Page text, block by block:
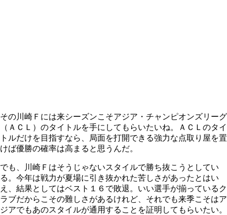
その川崎Ｆには来シーズンこそアジア・チャンピオンズリーグ
（ＡＣＬ）のタイトルを手にしてもらいたいね。ＡＣＬのタイ
トルだけを目指すなら、局面を打開できる強力な点取り屋を置
けば優勝の確率は高まると思うんだ。
でも、川崎Ｆはそうじゃないスタイルで勝ち抜こうとしてい
る。今年は戦力が夏場に引き抜かれた苦しさがあったとはい
え、結果としてはベスト１６で敗退。いい選手が揃っているク
ラブだからこその難しさがあるけれど、それでも来季こそはア
ジアでもあのスタイルが通用することを証明してもらいたい。